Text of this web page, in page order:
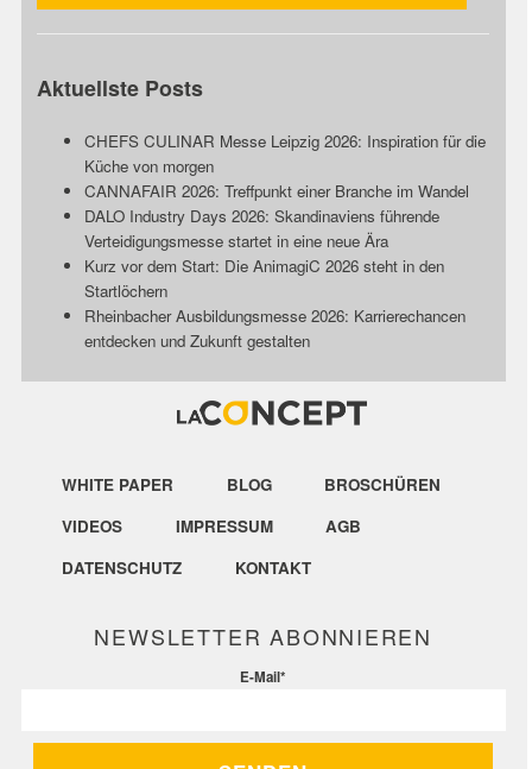
Aktuellste Posts
CHEFS CULINAR Messe Leipzig 2026: Inspiration für die
Küche von morgen
CANNAFAIR 2026: Treffpunkt einer Branche im Wandel
DALO Industry Days 2026: Skandinaviens führende
Verteidigungsmesse startet in eine neue Ära
Kurz vor dem Start: Die AnimagiC 2026 steht in den
Startlöchern
Rheinbacher Ausbildungsmesse 2026: Karrierechancen
entdecken und Zukunft gestalten
WHITE PAPER BLOG
BROSCHÜREN
VIDEOS
IMPRESSUM
AGB
DATENSCHUTZ
KONTAKT
NEWSLETTER ABONNIEREN
E-Mail*